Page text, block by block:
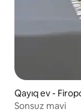
Qayıq ev -
Sonsuz mavi